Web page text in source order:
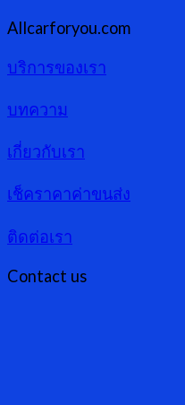
Allcarforyou.com
บริการของเรา
บทความ
เกี่ยวกับเรา
เช็คราคาค่าขนส่ง
ติดต่อเรา
Contact us